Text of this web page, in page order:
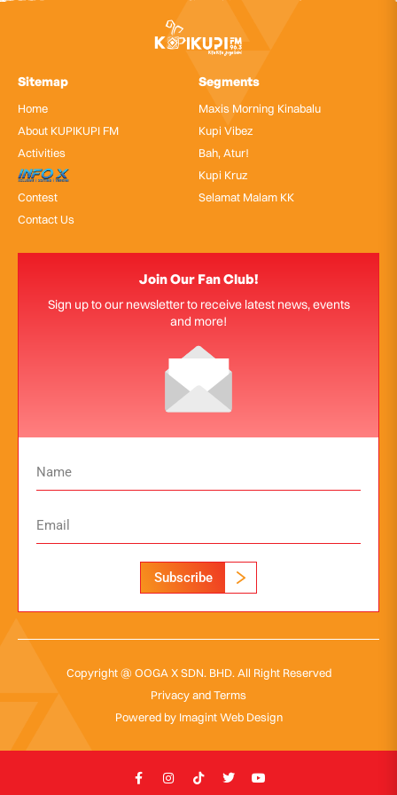
Sitemap
Home
About KUPIKUPI FM
Activities
InfoX
Contest
Contact Us
Segments
Maxis Morning Kinabalu
Kupi Vibez
Bah, Atur!
Kupi Kruz
Selamat Malam KK
Join Our Fan Club!
Sign up to our newsletter to receive latest news, events
and more!
Subscribe
Copyright @ OOGA X SDN. BHD. All Right Reserved
Privacy and Terms
Powered by Imagint Web Design